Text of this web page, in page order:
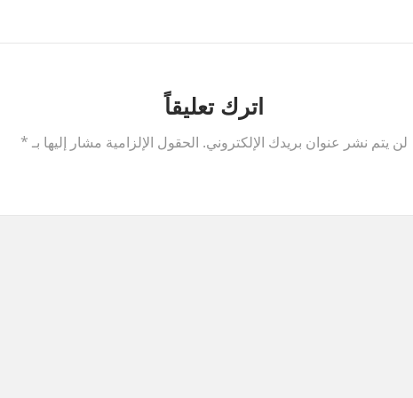
اترك تعليقاً
لن يتم نشر عنوان بريدك الإلكتروني. الحقول الإلزامية مشار إليها بـ *